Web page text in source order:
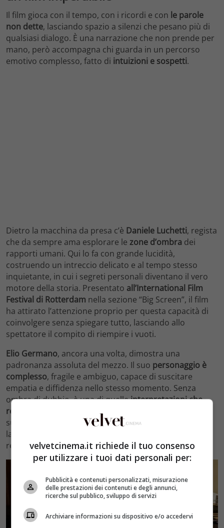
Il film gioca con il tempo, con i ricordi e con le parole
non dette, lasciando spazio a silenzi che pesano più di
qualsiasi dialogo. È una narrazione che non prende per
mano, però accompagna chi guarda in un percorso
emotivo complesso, fatto di intuizioni e sospetti.
Dietro la macchina da presa c’è Daniele Luchetti, regista
che da sempre ama esplorare le zone d’ombra dei
rapporti umani. Qui lo fa con grande lucidità,
costruendo un intreccio delicato e al tempo stesso
inquietante, in cui i segreti personali diventano il vero
motore della storia. Presentato all’International Film
Festival di Rotterdam nella sezione “Big Screen”, il film
ha attirato l’attenzione proprio per questa capacità di
coinvolgere senza spiegare tutto, lasciando allo
spettatore il compito di riempire i vuoti.
Elio Germano, ancora una volta, dimostra una
padronanza assoluta del mezzo. Il suo personaggio è
complesso, fragile e ambiguo, capace di suscitare
empatia e diffidenza nello stesso momento. Senza
ombra di dubbio, è una di quelleinterpretazioni che
restano addosso
, perché costruita più sui dettagli che
sugli eccessi. Uno sguardo, una pausa, una frase
lasciata a metà diventano elementi centrali di una
recitazione profondamente introspettiva.
velvetcinema.it richiede il tuo consenso
per utilizzare i tuoi dati personali per:
Pubblicità e contenuti personalizzati, misurazione
delle prestazioni dei contenuti e degli annunci,
ricerche sul pubblico, sviluppo di servizi
Archiviare informazioni su dispositivo e/o accedervi